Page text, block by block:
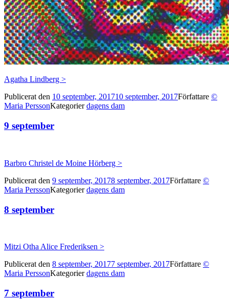
Agatha Lindberg >
Publicerat den 10 september, 201710 september, 2017Författare ©
Maria PerssonKategorier dagens dam
9 september
Barbro Christel de Moine Hörberg >
Publicerat den 9 september, 20178 september, 2017Författare ©
Maria PerssonKategorier dagens dam
8 september
Mitzi Otha Alice Frederiksen >
Publicerat den 8 september, 20177 september, 2017Författare ©
Maria PerssonKategorier dagens dam
7 september